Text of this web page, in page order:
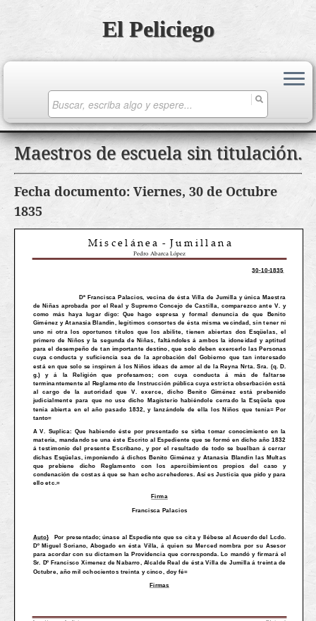
Saltar
contenido
El Peliciego
Maestros de escuela sin titulación.
Fecha documento: Viernes, 30 de Octubre
1835